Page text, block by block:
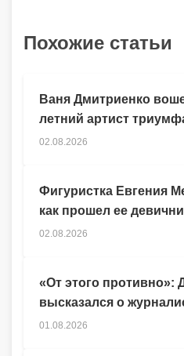
Похожие статьи
Ваня Дмитриенко
летний артист
02.08.2026
Фигуристка Евгения
как прошел ее
02.08.2026
«От этого противно»:
высказался о
01.08.2026